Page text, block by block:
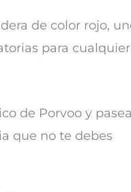
de color rojo,
para cualquier
de Porvoo y
que no te debes